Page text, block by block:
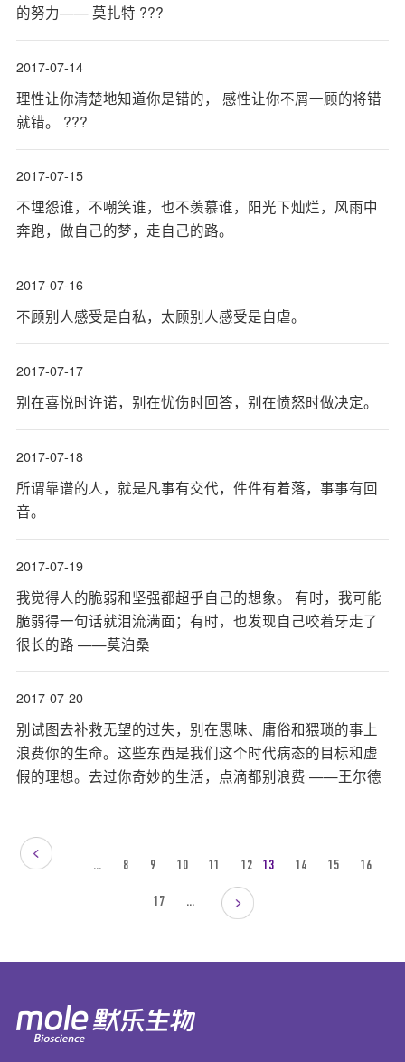
的努力—— 莫扎特 ???
2017-07-14
理性让你清楚地知道你是错的， 感性让你不屑一顾的将错
就错。 ???
2017-07-15
不埋怨谁，不嘲笑谁，也不羡慕谁，阳光下灿烂，风雨中
奔跑，做自己的梦，走自己的路。
2017-07-16
不顾别人感受是自私，太顾别人感受是自虐。
2017-07-17
别在喜悦时许诺，别在忧伤时回答，别在愤怒时做决定。
2017-07-18
所谓靠谱的人，就是凡事有交代，件件有着落，事事有回
音。
2017-07-19
我觉得人的脆弱和坚强都超乎自己的想象。 有时，我可能
脆弱得一句话就泪流满面；有时，也发现自己咬着牙走了
很长的路 ——莫泊桑
2017-07-20
别试图去补救无望的过失，别在愚昧、庸俗和猥琐的事上
浪费你的生命。这些东西是我们这个时代病态的目标和虚
假的理想。去过你奇妙的生活，点滴都别浪费 ——王尔德
... 8 9 10 11 12 13 14 15 16
17 ...